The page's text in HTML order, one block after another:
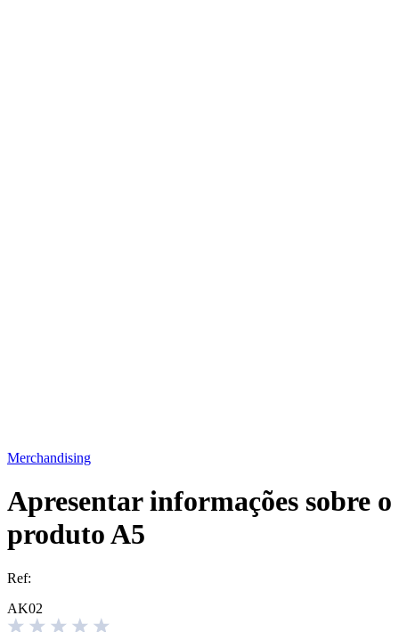
Merchandising
Apresentar informações sobre o
produto A5
Ref:
AK02